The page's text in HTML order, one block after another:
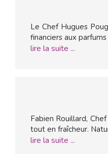
Le Chef Hugues
financiers aux
lire la suite ...
Fabien Rouillard,
tout en fraîcheur.
lire la suite ...